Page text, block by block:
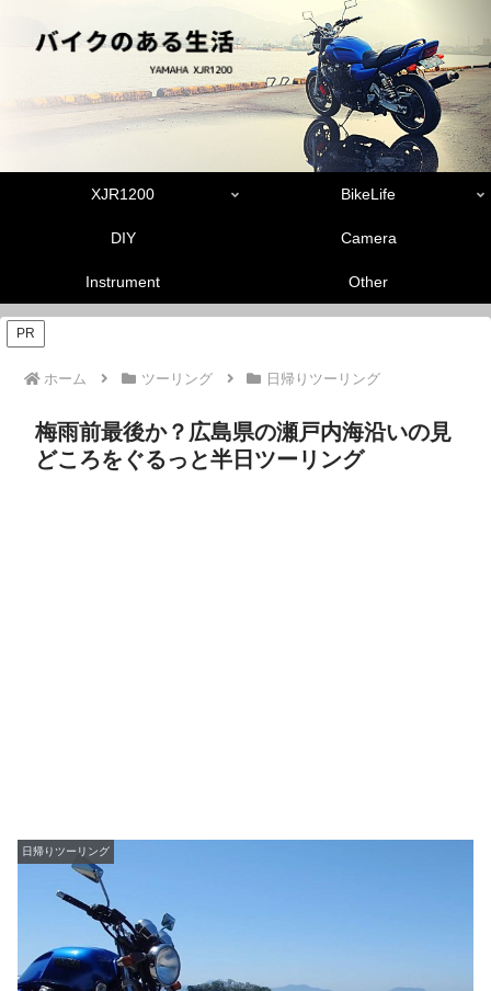
XJR1200 BikeLife
DIY Camera
Instrument Other
PR
ホーム ツーリング 日帰りツーリング
梅雨前最後か？広島県の瀬戸内海沿いの見
どころをぐるっと半日ツーリング
日帰りツーリング